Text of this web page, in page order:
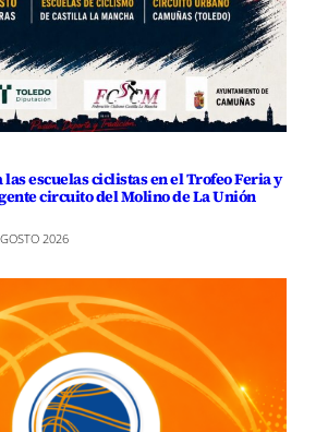
escuelas ciclistas en el Trofeo Feria y
circuito del Molino de La Unión
2026